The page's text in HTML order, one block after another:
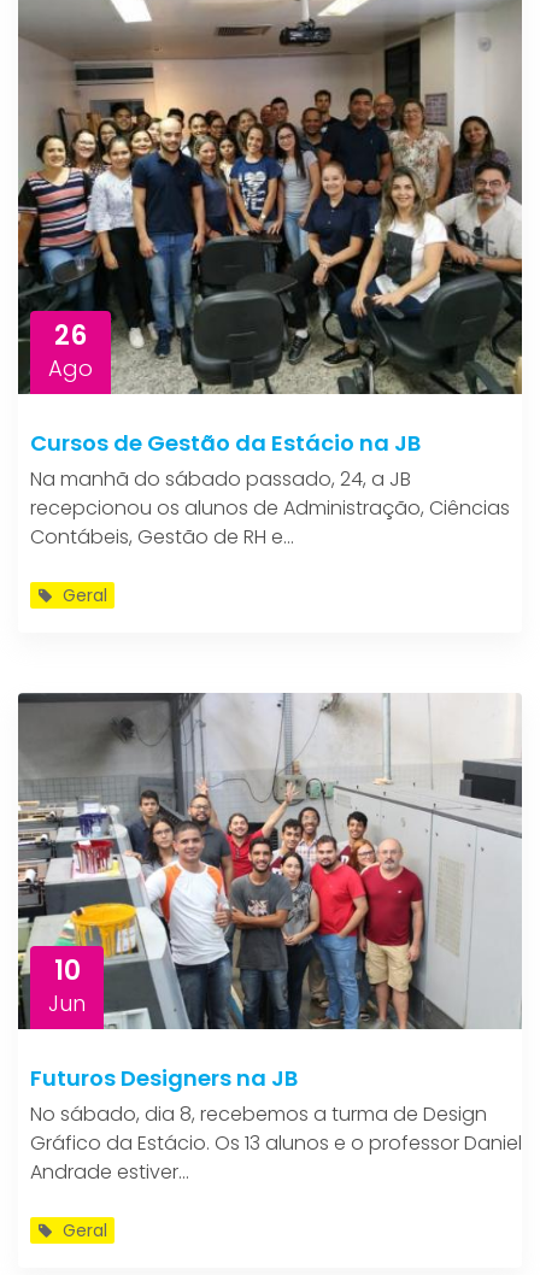
26
Ago
Cursos de Gestão da Estácio na JB
Na manhã do sábado passado, 24, a JB
recepcionou os alunos de Administração, Ciências
Contábeis, Gestão de RH e...
Geral
10
Jun
Futuros Designers na JB
No sábado, dia 8, recebemos a turma de Design
Gráfico da Estácio. Os 13 alunos e o professor Daniel
Andrade estiver...
Geral